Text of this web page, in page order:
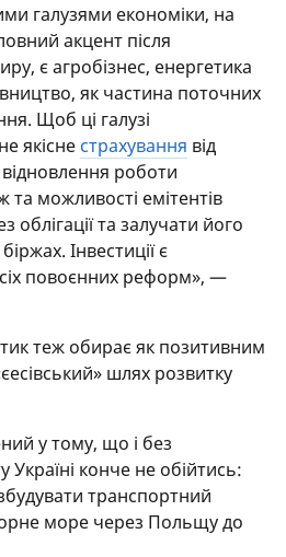
галузями економіки, на
акцент після
є агробізнес, енергетика
як частина поточних
Щоб ці галузі
якісне страхування від
відновлення роботи
можливості емітентів
облігації та залучати його
Інвестиції є
повоєнних реформ», —
теж обирає як позитивним
шлях розвитку
у тому, що і без
конче не обійтись:
транспортний
море через Польщу до